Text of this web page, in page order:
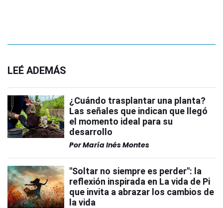
LEÉ ADEMÁS
¿Cuándo trasplantar una planta?
Las señales que indican que llegó
el momento ideal para su
desarrollo
PorMaría Inés Montes
"Soltar no siempre es perder": la
reflexión inspirada en La vida de Pi
que invita a abrazar los cambios de
la vida